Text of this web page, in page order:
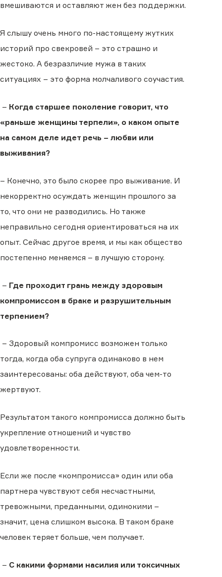
вмешиваются и оставляют жен без поддержки.
Я слышу очень много по-настоящему жутких
историй про свекровей – это страшно и
жестоко. А безразличие мужа в таких
ситуациях – это форма молчаливого соучастия.
– Когда старшее поколение говорит, что
«раньше женщины терпели», о каком опыте
на самом деле идет речь – любви или
выживания?
– Конечно, это было скорее про выживание. И
некорректно осуждать женщин прошлого за
то, что они не разводились. Но также
неправильно сегодня ориентироваться на их
опыт. Сейчас другое время, и мы как общество
постепенно меняемся – в лучшую сторону.
– Где проходит грань между здоровым
компромиссом в браке и разрушительным
терпением?
– Здоровый компромисс возможен только
тогда, когда оба супруга одинаково в нем
заинтересованы: оба действуют, оба чем-то
жертвуют.
Результатом такого компромисса должно быть
укрепление отношений и чувство
удовлетворенности.
Если же после «компромисса» один или оба
партнера чувствуют себя несчастными,
тревожными, преданными, одинокими –
значит, цена слишком высока. В таком браке
человек теряет больше, чем получает.
– С какими формами насилия или токсичных